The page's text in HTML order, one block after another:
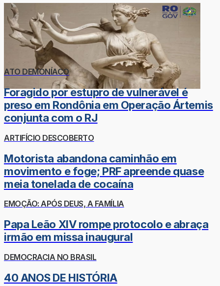
ATO DEMONÍACO
Foragido por estupro de vulnerável é
preso em Rondônia em Operação Ártemis
conjunta com o RJ
ARTIFÍCIO DESCOBERTO
Motorista abandona caminhão em
movimento e foge; PRF apreende quase
meia tonelada de cocaína
EMOÇÃO: APÓS DEUS, A FAMÍLIA
Papa Leão XIV rompe protocolo e abraça
irmão em missa inaugural
DEMOCRACIA NO BRASIL
40 ANOS DE HISTÓRIA